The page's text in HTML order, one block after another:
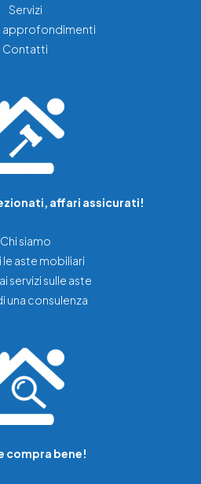
Servizi
approfondimenti
Contatti
affari assicurati!
Chi siamo
aste mobiliari
servizi sulle aste
una consulenza
compra bene!